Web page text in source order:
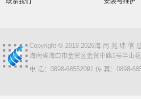
Copyright © 2018-2026海 南 兆 纬 信
海南省海口市金贸区金贸中路1号半山
电 话：0898-68552091 传 真：0898-